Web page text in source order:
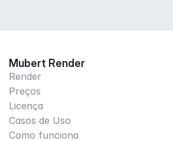
Mubert Render
Render
Preços
Licença
Casos de Uso
Como funciona